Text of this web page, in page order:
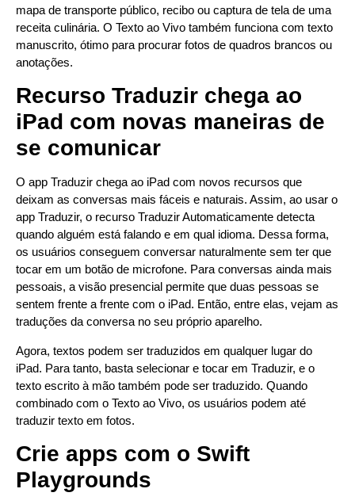
mapa de transporte público, recibo ou captura de tela de uma
receita culinária. O Texto ao Vivo também funciona com texto
manuscrito, ótimo para procurar fotos de quadros brancos ou
anotações.
Recurso Traduzir chega ao
iPad com novas maneiras de
se comunicar
O app Traduzir chega ao iPad com novos recursos que
deixam as conversas mais fáceis e naturais. Assim, ao usar o
app Traduzir, o recurso Traduzir Automaticamente detecta
quando alguém está falando e em qual idioma. Dessa forma,
os usuários conseguem conversar naturalmente sem ter que
tocar em um botão de microfone. Para conversas ainda mais
pessoais, a visão presencial permite que duas pessoas se
sentem frente a frente com o iPad. Então, entre elas, vejam as
traduções da conversa no seu próprio aparelho.
Agora, textos podem ser traduzidos em qualquer lugar do
iPad. Para tanto, basta selecionar e tocar em Traduzir, e o
texto escrito à mão também pode ser traduzido. Quando
combinado com o Texto ao Vivo, os usuários podem até
traduzir texto em fotos.
Crie apps com o Swift
Playgrounds